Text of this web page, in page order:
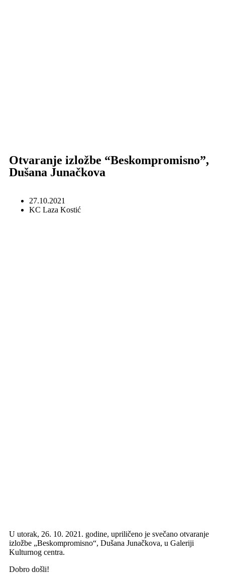
Otvaranje izložbe “Beskompromisno”,
Dušana Junačkova
27.10.2021
KC Laza Kostić
U utorak, 26. 10. 2021. godine, upriličeno je svečano otvaranje
izložbe „Beskompromisno“, Dušana Junačkova, u Galeriji
Kulturnog centra.
Dobro došli!